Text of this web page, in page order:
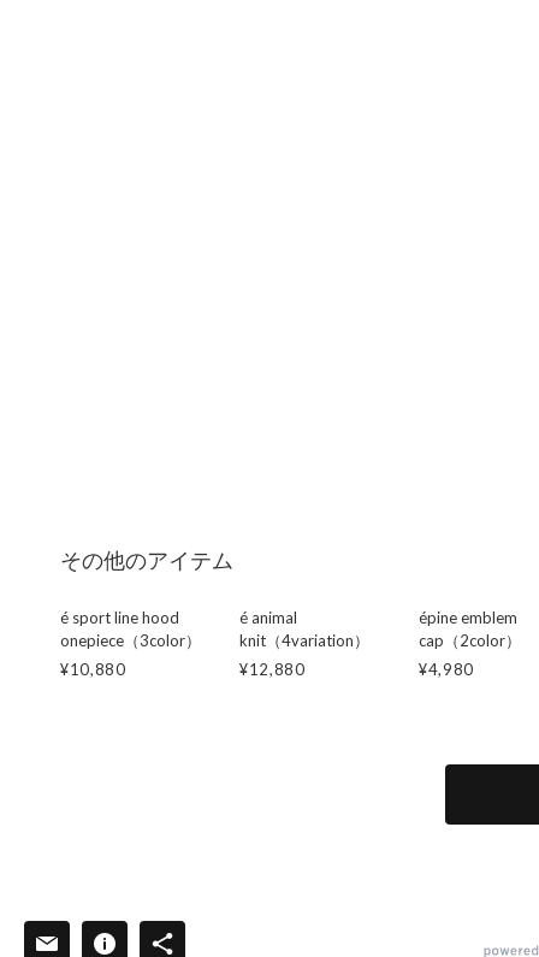
その他のアイテム
é sport line hood
onepiece（3color）
¥10,880
é animal
knit（4variation）
¥12,880
épine emblem
cap（2color）
¥4,980